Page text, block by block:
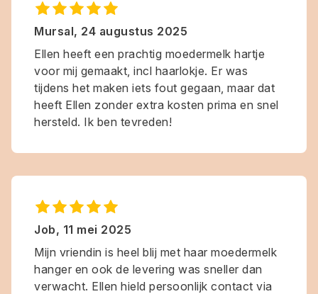
Mursal, 24 augustus 2025
Ellen heeft een prachtig moedermelk hartje
voor mij gemaakt, incl haarlokje. Er was
tijdens het maken iets fout gegaan, maar dat
heeft Ellen zonder extra kosten prima en snel
hersteld. Ik ben tevreden!
Job, 11 mei 2025
Mijn vriendin is heel blij met haar moedermelk
hanger en ook de levering was sneller dan
verwacht. Ellen hield persoonlijk contact via